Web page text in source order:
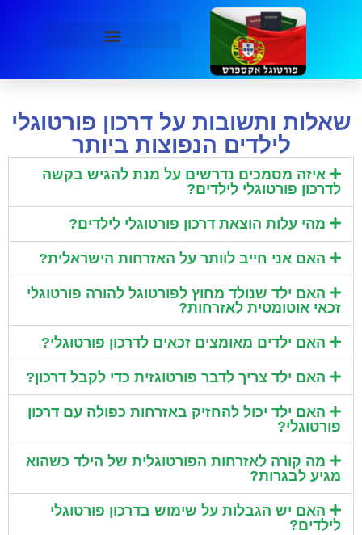
שאלות ותשובות על דרכון פורטוגלי
לילדים הנפוצות ביותר
איזה מסמכים נדרשים על מנת להגיש בקשה
לדרכון פורטוגלי לילדים?
מהי עלות הוצאת דרכון פורטוגלי לילדים?
האם אני חייב לוותר על האזרחות הישראלית?
האם ילד שנולד מחוץ לפורטוגל להורה פורטוגלי
זכאי אוטומטית לאזרחות?
האם ילדים מאומצים זכאים לדרכון פורטוגלי?
האם ילד צריך לדבר פורטוגזית כדי לקבל דרכון?
האם ילד יכול להחזיק באזרחות כפולה עם דרכון
פורטוגלי?
מה קורה לאזרחות הפורטוגלית של הילד כשהוא
מגיע לבגרות?
האם יש הגבלות על שימוש בדרכון פורטוגלי
לילדים?